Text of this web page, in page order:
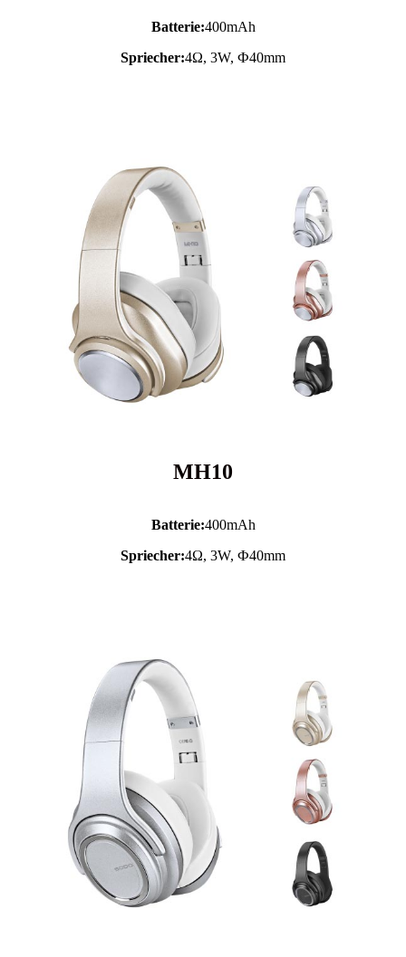
Batterie:400mAh
Spriecher:4Ω, 3W, Ф40mm
MH10
Batterie:400mAh
Spriecher:4Ω, 3W, Ф40mm